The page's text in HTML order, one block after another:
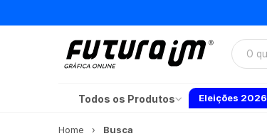
Todos os Produtos Eleições 2026
Home Busca